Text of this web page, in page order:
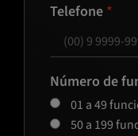
Telefone
Número de
01 a 49
50 a 199